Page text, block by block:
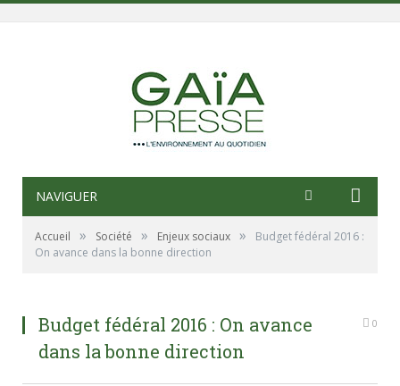
NAVIGUER
Accueil » Société » Enjeux sociaux »
Budget fédéral 2016 :
On avance dans la bonne direction
Budget fédéral 2016 : On avance
dans la bonne direction
0